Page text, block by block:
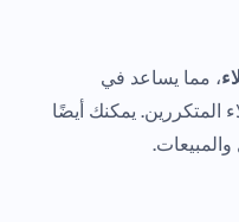
، مما يساعد في
المتكررين. يمكنك أيضًا
والمبيعات.